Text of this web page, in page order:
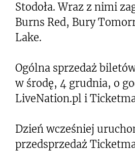
Stodoła. Wraz z nimi
Burns Red, Bury
Lake.
Ogólna sprzedaż
w środę, 4 grudnia, o
LiveNation.pl i
Dzień wcześniej
przedsprzedaż